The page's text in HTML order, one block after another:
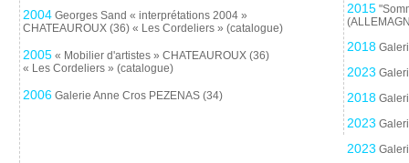
2015
2018
2023
2018
2023
2023
2004 Georges Sand « interprétations 2004 »
CHATEAUROUX (36) « Les Cordeliers » (catalogue)
2005 « Mobilier d'artistes » CHATEAUROUX (36)
« Les Cordeliers » (catalogue)
2006 Galerie Anne Cros PEZENAS (34)